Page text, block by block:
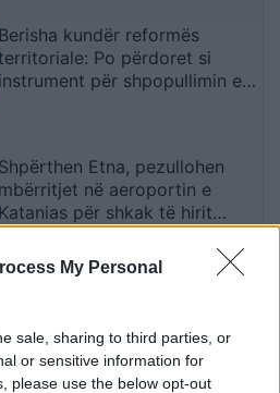
My Personal
sale, sharing to third parties, or
or sensitive information for
please use the below opt-out
Berisha kundër reformës
territoriale: Po përdoret si
instrument për shpopullimin e
Shpërthen Etna, pezullohen
mbërritjet në aeroportin e
Katanias për shkak të hirit
si mburojë për aferat